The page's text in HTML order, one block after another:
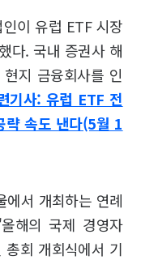
이 유럽 ETF 시장
다. 국내 증권사 해
지 금융회사를 인
기사: 유럽 ETF 전
략 속도 낸다(5월 1
에서 개최하는 연례
해의 국제 경영자
회 개회식에서 기